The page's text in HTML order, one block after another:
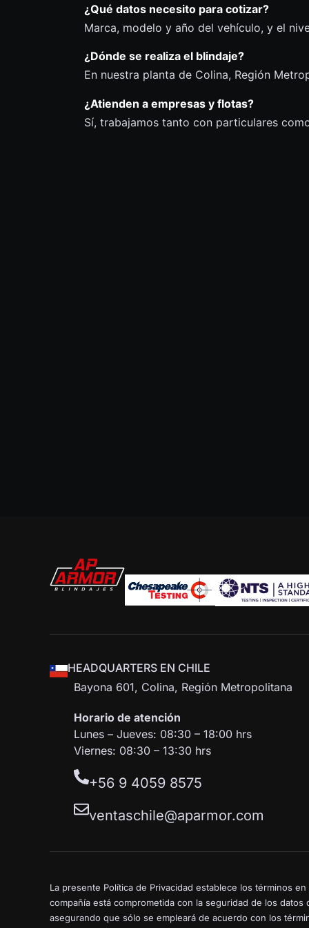
¿Qué datos necesito para cotizar?
Marca, modelo y año del vehículo, y el
¿Dónde se realiza el blindaje?
En nuestra planta de Colina, Región
¿Atienden a empresas y flotas?
Sí, trabajamos tanto con particulares
HEADQUARTERS EN CHILE
Bayona 601, Colina, Región Metropolitana
Horario de atención
Lunes – Jueves: 08:30 – 18:00 hrs
Viernes: 08:30 – 13:30 hrs
+56 9 4059 8575
ventaschile@aparmor.com
La presente Política de Privacidad establece los términos
compañía está comprometida con la seguridad de los
asegurando que sólo se empleará de acuerdo con los